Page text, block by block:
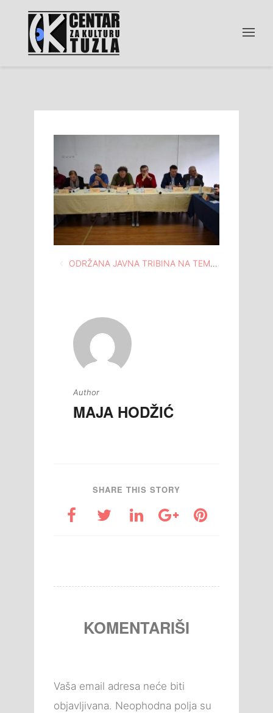
Navigacija
ODRŽANA JAVNA TRIBINA NA TEMU “BIH I SRBIJA U DIJALOGU: ODGOVOR CIVILNOG DRUŠTVA”
Author
MAJA HODŽIĆ
SHARE THIS STORY
KOMENTARIŠI
Vaša email adresa neće biti
objavljivana. Neophodna polja su